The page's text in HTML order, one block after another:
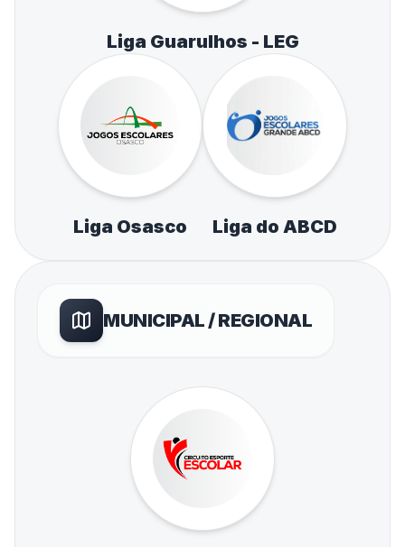
Liga Guarulhos - LEG
Liga Osasco Liga do ABCD
MUNICIPAL / REGIONAL